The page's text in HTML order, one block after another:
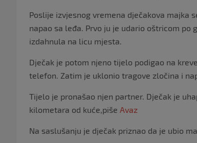
Poslije izvjesnog vremena dječakova majka
napao sa leđa. Prvo ju je udario oštricom po
izdahnula na licu mjesta.
Dječak je potom njeno tijelo podigao na
telefon. Zatim je uklonio tragove zločina i
Tijelo je pronašao njen partner. Dječak je
kilometara od kuće,piše Avaz
Na saslušanju je dječak priznao da je ubio